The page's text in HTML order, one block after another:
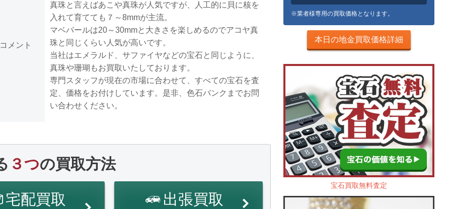
コメント
真珠と言えばあこや真珠が人気ですが、人工的に貝に核を
入れて育てても７～8mmが主流。
マベパールは20～30mmと大きさを楽しめるのでアコヤ真
珠と同じくらい人気が高いです。
当社はエメラルド、サファイヤなどの宝石と同じように、
真珠や珊瑚もお買取いたしております。
専門スタッフが現在の市場に合わせて、すべての宝石を査
定、価格をお付けしています。是非、色石バンクまでお問
い合わせください。
３つの買取方法
宅配買取 出張買取
※業者様専用の買取価格となります。
本日の地金買取価格詳細
宝石買取無料査定